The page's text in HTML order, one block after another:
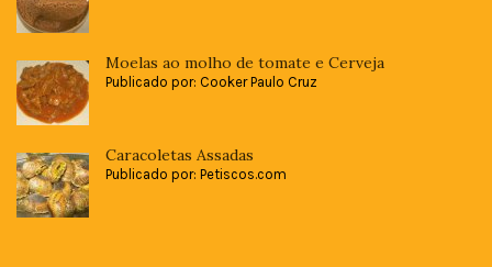
Moelas ao molho de tomate e Cerveja
Publicado por: Cooker Paulo Cruz
Caracoletas Assadas
Publicado por: Petiscos.com